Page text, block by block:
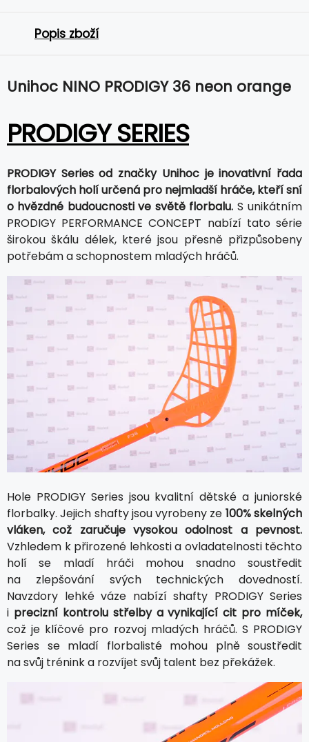
Popis zboží
Unihoc NINO PRODIGY 36 neon orange
PRODIGY SERIES
PRODIGY Series od značky Unihoc je inovativní řada
florbalových holí určená pro nejmladší hráče, kteří sní
o hvězdné budoucnosti ve světě florbalu. S unikátním
PRODIGY PERFORMANCE CONCEPT nabízí tato série
širokou škálu délek, které jsou přesně přizpůsobeny
potřebám a schopnostem mladých hráčů.
Hole PRODIGY Series jsou kvalitní dětské a juniorské
florbalky. Jejich shafty jsou vyrobeny ze 100% skelných
vláken, což zaručuje vysokou odolnost a pevnost.
Vzhledem k přirozené lehkosti a ovladatelnosti těchto
holí se mladí hráči mohou snadno soustředit
na zlepšování svých technických dovedností.
Navzdory lehké váze nabízí shafty PRODIGY Series
i precizní kontrolu střelby a vynikající cit pro míček,
což je klíčové pro rozvoj mladých hráčů. S PRODIGY
Series se mladí florbalisté mohou plně soustředit
na svůj trénink a rozvíjet svůj talent bez překážek.